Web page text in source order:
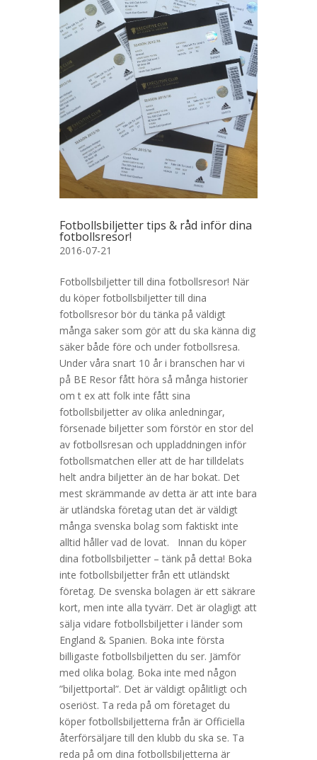
Fotbollsbiljetter tips & råd inför dina
fotbollsresor!
2016-07-21
Fotbollsbiljetter till dina fotbollsresor! När
du köper fotbollsbiljetter till dina
fotbollsresor bör du tänka på väldigt
många saker som gör att du ska känna dig
säker både före och under fotbollsresa.
Under våra snart 10 år i branschen har vi
på BE Resor fått höra så många historier
om t ex att folk inte fått sina
fotbollsbiljetter av olika anledningar,
försenade biljetter som förstör en stor del
av fotbollsresan och uppladdningen inför
fotbollsmatchen eller att de har tilldelats
helt andra biljetter än de har bokat. Det
mest skrämmande av detta är att inte bara
är utländska företag utan det är väldigt
många svenska bolag som faktiskt inte
alltid håller vad de lovat. Innan du köper
dina fotbollsbiljetter – tänk på detta! Boka
inte fotbollsbiljetter från ett utländskt
företag. De svenska bolagen är ett säkrare
kort, men inte alla tyvärr. Det är olagligt att
sälja vidare fotbollsbiljetter i länder som
England & Spanien. Boka inte första
billigaste fotbollsbiljetten du ser. Jämför
med olika bolag. Boka inte med någon
”biljettportal”. Det är väldigt opålitligt och
oseriöst. Ta reda på om företaget du
köper fotbollsbiljetterna från är Officiella
återförsäljare till den klubb du ska se. Ta
reda på om dina fotbollsbiljetterna är